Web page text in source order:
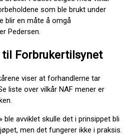
som ble brukt under
blir en måte å omgå
Pedersen.
Forbrukertilsynet
viser at forhandlerne tar
liste over vilkår NAF mener er
ble avviklet skulle det i prinsippet bli
men det fungerer ikke i praksis.